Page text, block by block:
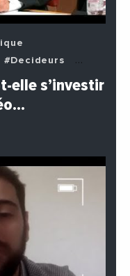
#Decideurs
#Economie
elle s’investir